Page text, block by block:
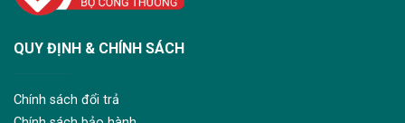
QUY ĐỊNH & CHÍNH SÁCH
Chính sách đổi trả